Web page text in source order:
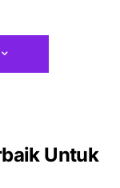
Untuk